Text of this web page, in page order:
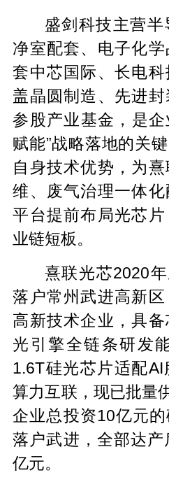
盛剑科技主营
净室配套、电子化
套中芯国际、长电
盖晶圆制造、先进
参股产业基金，是
赋能”战略落地的关
自身技术优势，为
维、废气治理一体
平台提前布局光芯
业链短板。
熹联光芯2020
落户常州武进高新
高新技术企业，具备
光引擎全链条研发
1.6T硅光芯片适配
算力互联，现已批量
企业总投资10亿元
落户武进，全部达
亿元。